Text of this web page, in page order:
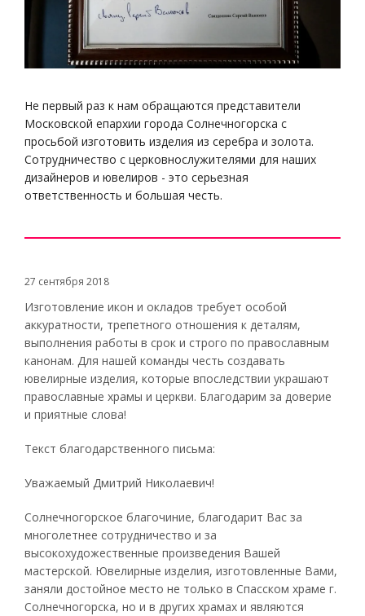
Не первый раз к нам обращаются представители
Московской епархии города Солнечногорска с
просьбой изготовить изделия из серебра и золота.
Сотрудничество с церковнослужителями для наших
дизайнеров и ювелиров - это серьезная
ответственность и большая честь.
27 сентября 2018
Изготовление икон и окладов требует особой
аккуратности, трепетного отношения к деталям,
выполнения работы в срок и строго по православным
канонам. Для нашей команды честь создавать
ювелирные изделия, которые впоследствии украшают
православные храмы и церкви. Благодарим за доверие
и приятные слова!
Текст благодарственного письма:
Уважаемый Дмитрий Николаевич!
Солнечногорское благочиние, благодарит Вас за
многолетнее сотрудничество и за
высокохудожественные произведения Вашей
мастерской. Ювелирные изделия, изготовленные Вами,
заняли достойное место не только в Спасском храме г.
Солнечногорска, но и в других храмах и являются